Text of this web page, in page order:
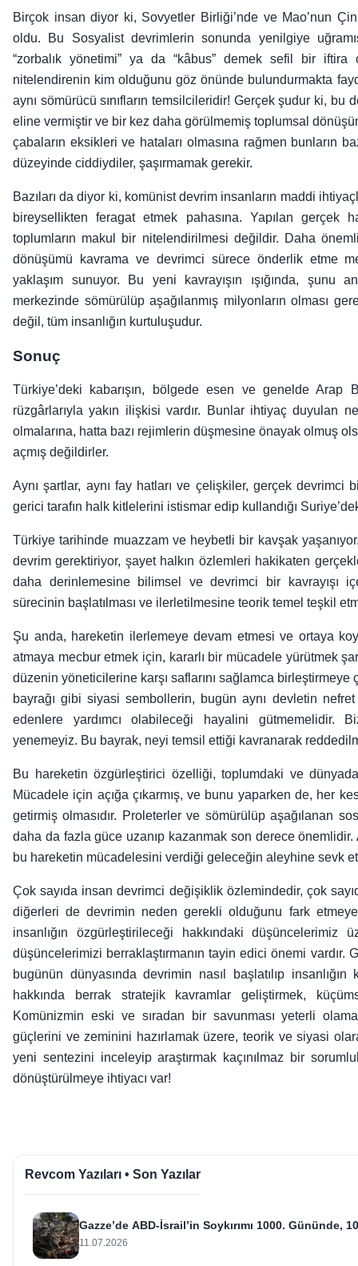
Birçok insan diyor ki, Sovyetler Birliği’nde ve Mao’nun
oldu. Bu Sosyalist devrimlerin sonunda yenilgiye
“zorbalık yönetimi” ya da “kâbus” demek sefil bir
nitelendirenin kim olduğunu göz önünde bulundurmakta
aynı sömürücü sınıfların temsilcileridir! Gerçek şudur ki,
eline vermiştir ve bir kez daha görülmemiş toplumsal
çabaların eksikleri ve hataları olmasına rağmen bunların
düzeyinde ciddiydiler, şaşırmamak gerekir.
Bazıları da diyor ki, komünist devrim insanların maddi
bireysellikten feragat etmek pahasına. Yapılan
toplumların makul bir nitelendirilmesi değildir. Daha
dönüşümü kavrama ve devrimci sürece önderlik etme
yaklaşım sunuyor. Bu yeni kavrayışın ışığında,
merkezinde sömürülüp aşağılanmış milyonların olması
değil, tüm insanlığın kurtuluşudur.
Sonuç
Türkiye’deki kabarışın, bölgede esen ve genelde Arap
rüzgârlarıyla yakın ilişkisi vardır. Bunlar ihtiyaç duyulan
olmalarına, hatta bazı rejimlerin düşmesine önayak olmuş
açmış değildirler.
Aynı şartlar, aynı fay hatları ve çelişkiler, gerçek
gerici tarafın halk kitlelerini istismar edip kullandığı
Türkiye tarihinde muazzam ve heybetli bir kavşak
devrim gerektiriyor, şayet halkın özlemleri hakikaten
daha derinlemesine bilimsel ve devrimci bir kavrayışı
sürecinin başlatılması ve ilerletilmesine teorik temel teşkil
Şu anda, hareketin ilerlemeye devam etmesi ve ortaya
atmaya mecbur etmek için, kararlı bir mücadele yürütmek
düzenin yöneticilerine karşı saflarını sağlamca birleştirmeye
bayrağı gibi siyasi sembollerin, bugün aynı devletin
edenlere yardımcı olabileceği hayalini gütmemelidir.
yenemeyiz. Bu bayrak, neyi temsil ettiği kavranarak
Bu hareketin özgürleştirici özelliği, toplumdaki ve
Mücadele için açığa çıkarmış, ve bunu yaparken de, her
getirmiş olmasıdır. Proleterler ve sömürülüp aşağılanan
daha da fazla güce uzanıp kazanmak son derece önemlidir.
bu hareketin mücadelesini verdiği geleceğin aleyhine sevk
Çok sayıda insan devrimci değişiklik özlemindedir, çok
diğerleri de devrimin neden gerekli olduğunu fark etmeye
insanlığın özgürleştirileceği hakkındaki
düşüncelerimizi berraklaştırmanın tayin edici önemi vardır.
bugünün dünyasında devrimin nasıl başlatılıp
hakkında berrak stratejik kavramlar geliştirmek,
Komünizmin eski ve sıradan bir savunması yeterli
güçlerini ve zeminini hazırlamak üzere, teorik ve siyasi
yeni sentezini inceleyip araştırmak kaçınılmaz bir
dönüştürülmeye ihtiyacı var!
Revcom Yazıları • Son Yazılar
Gazze’de ABD-İsrail’in Soykırımı 1000. Gününde,
11.07.2026